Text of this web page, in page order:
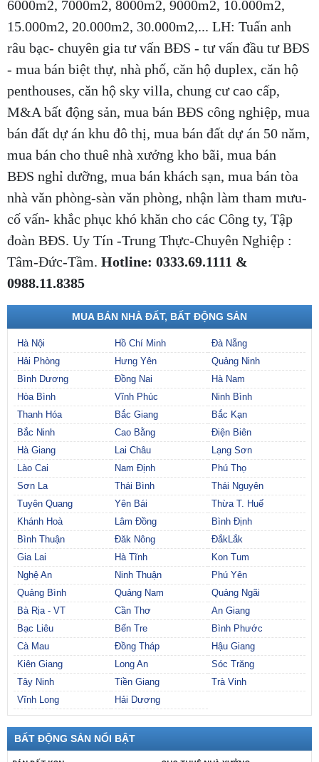
6000m2, 7000m2, 8000m2, 9000m2, 10.000m2,
15.000m2, 20.000m2, 30.000m2,... LH: Tuấn anh
râu bạc- chuyên gia tư vấn BĐS - tư vấn đầu tư BĐS
- mua bán biệt thự, nhà phố, căn hộ duplex, căn hộ
penthouses, căn hộ sky villa, chung cư cao cấp,
M&A bất động sản, mua bán BĐS công nghiệp, mua
bán đất dự án khu đô thị, mua bán đất dự án 50 năm,
mua bán cho thuê nhà xưởng kho bãi, mua bán
BĐS nghỉ dưỡng, mua bán khách sạn, mua bán tòa
nhà văn phòng-sàn văn phòng, nhận làm tham mưu-
cố vấn- khắc phục khó khăn cho các Công ty, Tập
đoàn BĐS. Uy Tín -Trung Thực-Chuyên Nghiệp :
Tâm-Đức-Tầm. Hotline: 0333.69.1111 &
0988.11.8385
MUA BÁN NHÀ ĐẤT, BẤT ĐỘNG SẢN
Hà Nội Hồ Chí Minh
Đà Nẵng
Hải Phòng
Hưng Yên
Quảng Ninh
Bình Dương
Đồng Nai
Hà Nam
Hòa Bình
Vĩnh Phúc
Ninh Bình
Thanh Hóa
Bắc Giang
Bắc Kạn
Bắc Ninh
Cao Bằng
Điện Biên
Hà Giang
Lai Châu
Lạng Sơn
Lào Cai
Nam Định
Phú Thọ
Sơn La
Thái Bình
Thái Nguyên
Tuyên Quang
Yên Bái
Thừa T. Huế
Khánh Hoà
Lâm Đồng
Bình Định
Bình Thuận
Đăk Nông
ĐắkLắk
Gia Lai
Hà Tĩnh
Kon Tum
Nghệ An
Ninh Thuận
Phú Yên
Quảng Bình
Quảng Nam
Quảng Ngãi
Bà Rịa - VT
Cần Thơ
An Giang
Bạc Liêu
Bến Tre
Bình Phước
Cà Mau
Đồng Tháp
Hậu Giang
Kiên Giang
Long An
Sóc Trăng
Tây Ninh
Tiền Giang
Trà Vinh
Vĩnh Long
Hải Dương
BẤT ĐỘNG SẢN NỔI BẬT